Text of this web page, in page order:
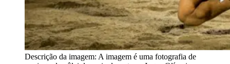
Descrição da imagem: A imagem é uma fotografia de